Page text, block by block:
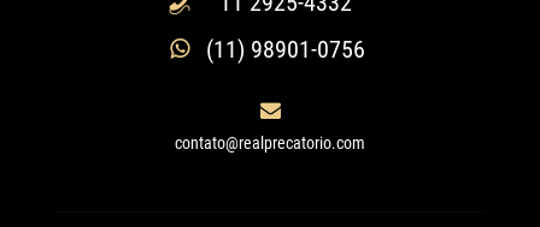
(11) 98901-0756
contato@realprecatorio.com